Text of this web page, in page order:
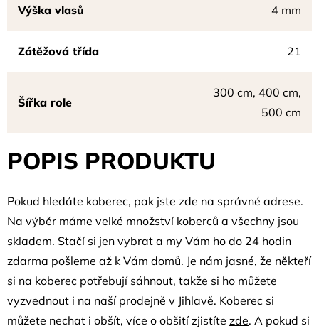
Výška vlasů 4 mm
Zátěžová třída 21
Šířka role
300 cm, 400 cm,
500 cm
POPIS PRODUKTU
Pokud hledáte koberec, pak jste zde na správné adrese.
Na výběr máme velké množství koberců a všechny jsou
skladem. Stačí si jen vybrat a my Vám ho do 24 hodin
zdarma pošleme až k Vám domů. Je nám jasné, že někteří
si na koberec potřebují sáhnout, takže si ho můžete
vyzvednout i na naší prodejně v Jihlavě. Koberec si
můžete nechat i obšít, více o obšití zjistíte zde. A pokud si